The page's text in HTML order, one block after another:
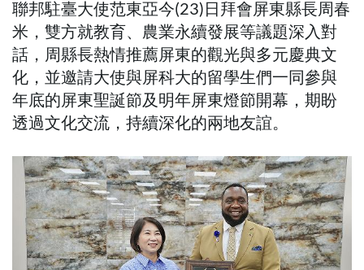
聯邦駐臺大使范東亞今(23)日拜會屏東縣長周春
米，雙方就教育、農業永續發展等議題深入對
話，周縣長熱情推薦屏東的觀光與多元慶典文
化，並邀請大使與屏科大的留學生們一同參與
年底的屏東聖誕節及明年屏東燈節開幕，期盼
透過文化交流，持續深化的兩地友誼。